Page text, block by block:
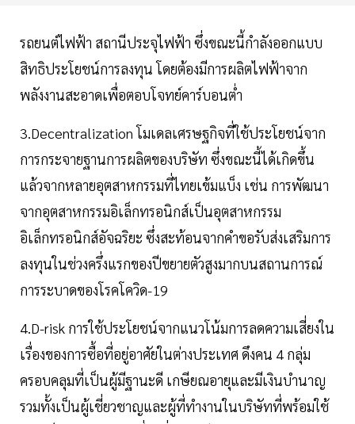
รถยนต์ไฟฟ้า สถานีประจุไฟฟ้า ซึ่งขณะนี้กำลังออกแบบ
สิทธิประโยชน์การลงทุน โดยต้องมีการผลิตไฟฟ้าจาก
พลังงานสะอาดเพื่อตอบโจทย์คาร์บอนต่ำ
3.Decentralization โมเดลเศรษฐกิจที่ใช้ประโยชน์จาก
การกระจายฐานการผลิตของบริษัท ซึ่งขณะนี้ได้เกิดขึ้น
แล้วจากหลายอุตสาหกรรมที่ไทยเข้มแบ็ง เช่น การพัฒนา
จากอุตสาหกรรมอิเล็กทรอนิกส์เป็นอุตสาหกรรม
อิเล็กทรอนิกส์อัจฉริยะ ซึ่งสะท้อนจากคำขอรับส่งเสริมการ
ลงทุนในช่วงครึ่งแรกของปีขยายตัวสูงมากบนสถานการณ์
การระบาดของโรคโควิด-19
4.D-risk การใช้ประโยชน์จากแนวโน้มการลดความเสี่ยงใน
เรื่องของการซื้อที่อยู่อาศัยในต่างประเทศ ดึงคน 4 กลุ่ม
ครอบคลุมที่เป็นผู้มีฐานะดี เกษียณอายุและมีเงินบำนาญ
รวมทั้งเป็นผู้เชี่ยวชาญและผู้ที่ทำงานในบริษัทที่พร้อมใช้